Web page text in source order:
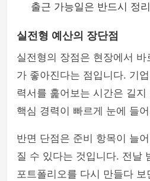
출근 가능일은 반드시 정
실전형 예산의 장단점
실전형의 장점은 현장에서
가 좋아진다는 점입니다. 기
력서를 훑어보는 시간은 길
핵심 경력이 빠르게 눈에 들
반면 단점은 준비 항목이 늘
질 수 있다는 것입니다. 전날
포트폴리오를 다시 만들다